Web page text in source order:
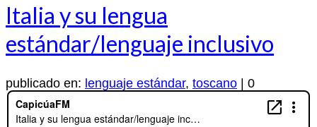
Italia y su lengua
estándar/lenguaje inclusivo
publicado en: lenguaje estándar, toscano 0